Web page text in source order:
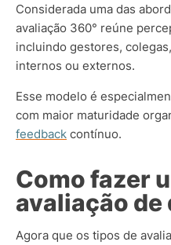
Considerada uma das
avaliação 360° reúne
incluindo gestores,
internos ou externos.
Esse modelo é
com maior maturidade
feedback contínuo.
Como fazer
avaliação de
Agora que os tipos de